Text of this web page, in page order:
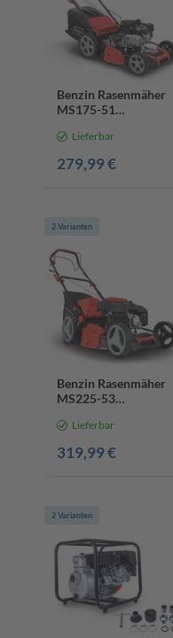
Benzin Rasenmäher
MS175-51
51cm Schnittbreite |
Motoröl
Lieferbar
279,99 €
2 Varianten
Benzin Rasenmäher
MS225-53
53 cm Schnittbreite
Liter Fangkorb
Lieferbar
319,99 €
2 Varianten